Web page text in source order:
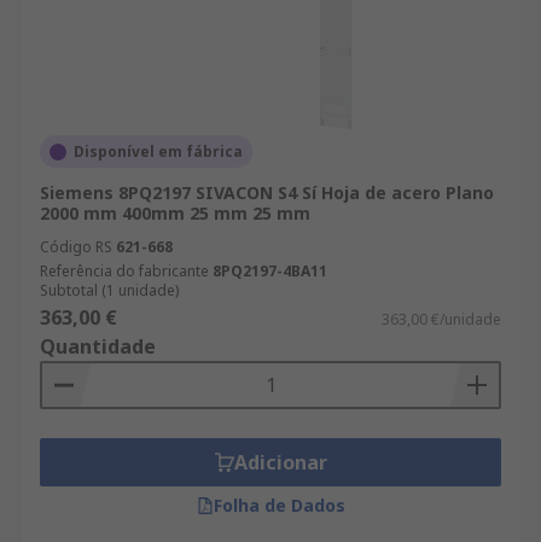
Disponível em fábrica
Siemens 8PQ2197 SIVACON S4 Sí Hoja de acero Plano
2000 mm 400mm 25 mm 25 mm
Código RS 621-668
Referência do fabricante 8PQ2197-4BA11
Subtotal (1 unidade)
363,00 € 363,00 €/unidade
Quantidade
Adicionar
Folha de Dados